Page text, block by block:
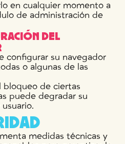
en cualquier momento a
de administración de
DEL
configurar su navegador
o algunas de las
bloqueo de ciertas
puede degradar su
IDAD
medidas técnicas y